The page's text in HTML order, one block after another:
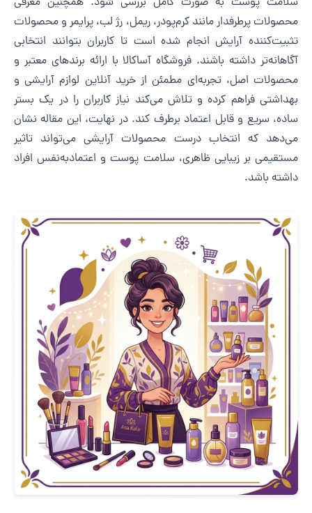
پرطرفدار مانند کرم‌پودر، ریمل، رژ لب، پرایمر و محصولات
آرایش انجام شده است تا کاربران بتوانند انتخابی
داشته باشند. فروشگاه آساکالا با ارائه برندهای معتبر و
اصل، تجربه‌ای مطمئن از خرید آنلاین لوازم آرایشی و
فراهم کرده و تلاش می‌کند نیاز کاربران را در یک بستر
سریع و قابل اعتماد برطرف کند. در نهایت، این مقاله نشان
که انتخاب درست محصولات آرایشی می‌تواند تاثیر
بر زیبایی ظاهری، سلامت پوست و اعتمادبه‌نفس افراد
باشد.